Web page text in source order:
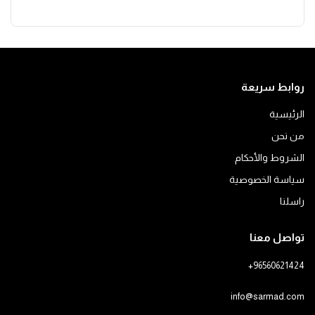
روابط سريعة
الرئيسية
من نحن
الشروط والأحكام
سياسة الخصوصية
راسلنا
تواصل معنا
+96560621424
info@sarmad.com